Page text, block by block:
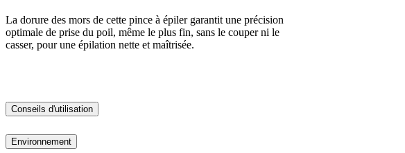
La dorure des mors de cette pince à épiler garantit une précision
optimale de prise du poil, même le plus fin, sans le couper ni le
casser, pour une épilation nette et maîtrisée.
Conseils d'utilisation
Environnement